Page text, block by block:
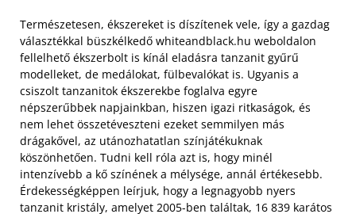
Természetesen, ékszereket is díszítenek vele, így a gazdag
választékkal büszkélkedő whiteandblack.hu weboldalon
fellelhető ékszerbolt is kínál eladásra tanzanit gyűrű
modelleket, de medálokat, fülbevalókat is. Ugyanis a
csiszolt tanzanitok ékszerekbe foglalva egyre
népszerűbbek napjainkban, hiszen igazi ritkaságok, és
nem lehet összetéveszteni ezeket semmilyen más
drágakővel, az utánozhatatlan színjátékuknak
köszönhetően. Tudni kell róla azt is, hogy minél
intenzívebb a kő színének a mélysége, annál értékesebb.
Érdekességképpen leírjuk, hogy a legnagyobb nyers
tanzanit kristály, amelyet 2005-ben találtak, 16 839 karátos